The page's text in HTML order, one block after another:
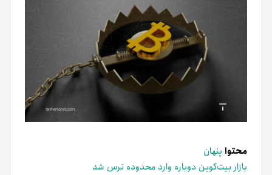
محتوا پنهان
بازار بیت‌کوین دوباره وارد محدوده ترس شد